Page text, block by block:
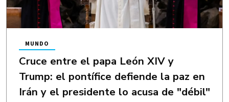
Cruce entre el papa León XIV y
Trump: el pontífice defiende la paz en
Irán y el presidente lo acusa de "débil"
MUNDO